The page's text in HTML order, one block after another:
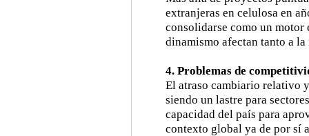
extranjeras en celulosa en
consolidarse como un
dinamismo afectan tanto a
4. Problemas de
El atraso cambiario relativo
siendo un lastre para
capacidad del país para
contexto global ya de por sí